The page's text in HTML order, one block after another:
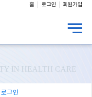
홈 로그인 회원가입
IN HEALTH CARE
로그인